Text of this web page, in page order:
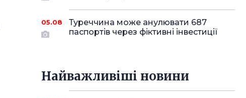
05.08
Туреччина може анулювати 687
паспортів через фіктивні інвестиції
Найважливіші новини